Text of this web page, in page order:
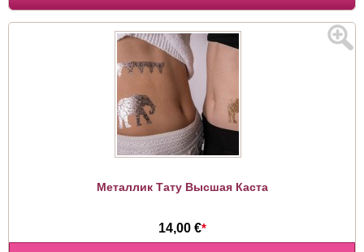
Металлик Тату Высшая Каста
14,00 €*